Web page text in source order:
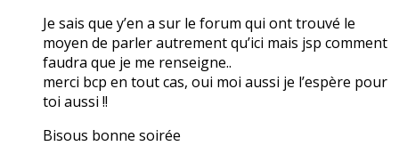
Je sais que y’en a sur le forum qui ont trouvé le
moyen de parler autrement qu’ici mais jsp comment
faudra que je me renseigne..
merci bcp en tout cas, oui moi aussi je l’espère pour
toi aussi !!
Bisous bonne soirée